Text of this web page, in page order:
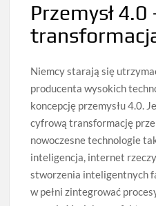
Przemysł
Niemcy starają się
producenta wysokich
koncepcję przemysłu 4.0.
cyfrową transformację
nowoczesne technologie
inteligencja, internet
stworzenia inteligentnych
w pełni zintegrować